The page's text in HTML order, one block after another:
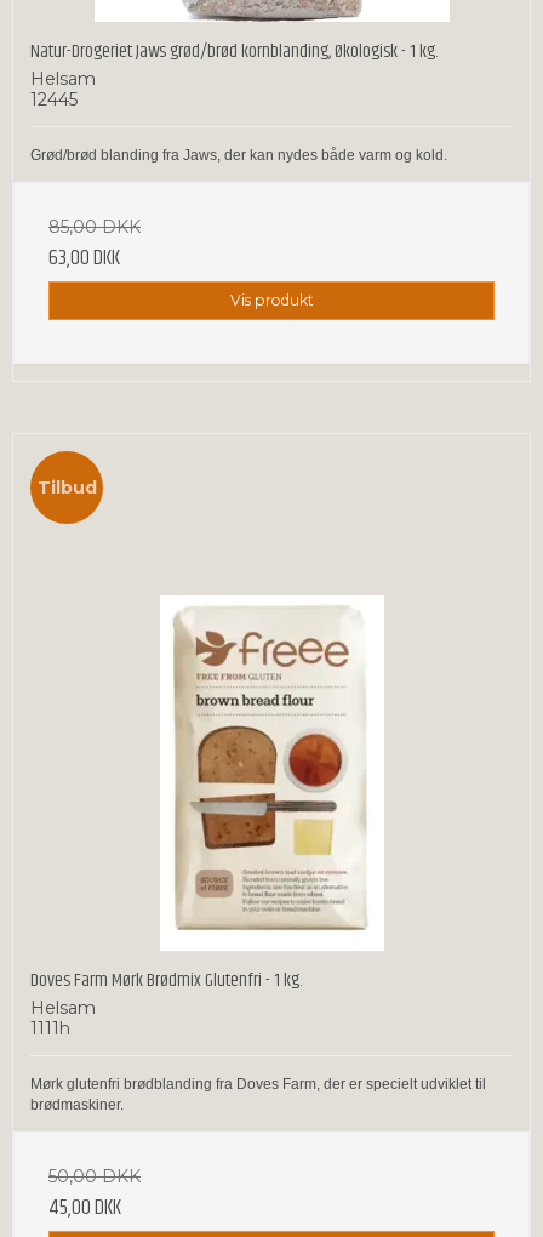
Natur-Drogeriet Jaws grød/brød kornblanding, Økologisk - 1 kg.
Helsam
12445
Grød/brød blanding fra Jaws, der kan nydes både varm og kold.
85,00 DKK
63,00 DKK
Vis produkt
Tilbud
Doves Farm Mørk Brødmix Glutenfri - 1 kg.
Helsam
1111h
Mørk glutenfri brødblanding fra Doves Farm, der er specielt udviklet til
brødmaskiner.
50,00 DKK
45,00 DKK